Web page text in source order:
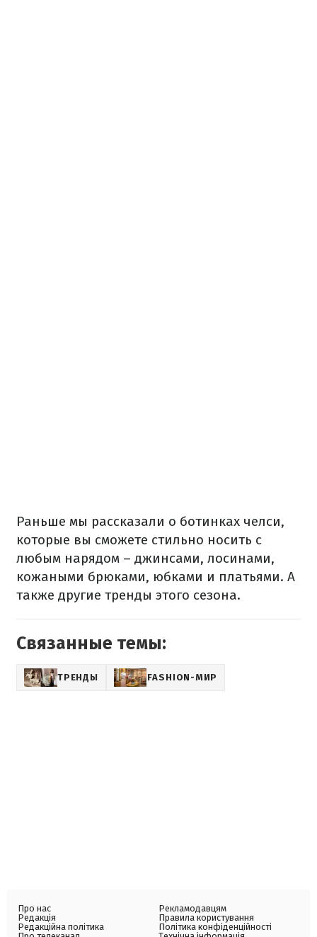
Раньше мы рассказали о ботинках челси,
которые вы сможете стильно носить с
любым нарядом – джинсами, лосинами,
кожаными брюками, юбками и платьями. А
также другие тренды этого сезона.
Связанные темы:
ТРЕНДЫ FASHION-МИР
Про нас
Редакція
Редакційна політика
Рекламодавцям
Правила користування
Політика конфіденційності